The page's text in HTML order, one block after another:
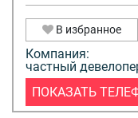
В избранное
Компания:
частный
ПОКАЗАТЬ